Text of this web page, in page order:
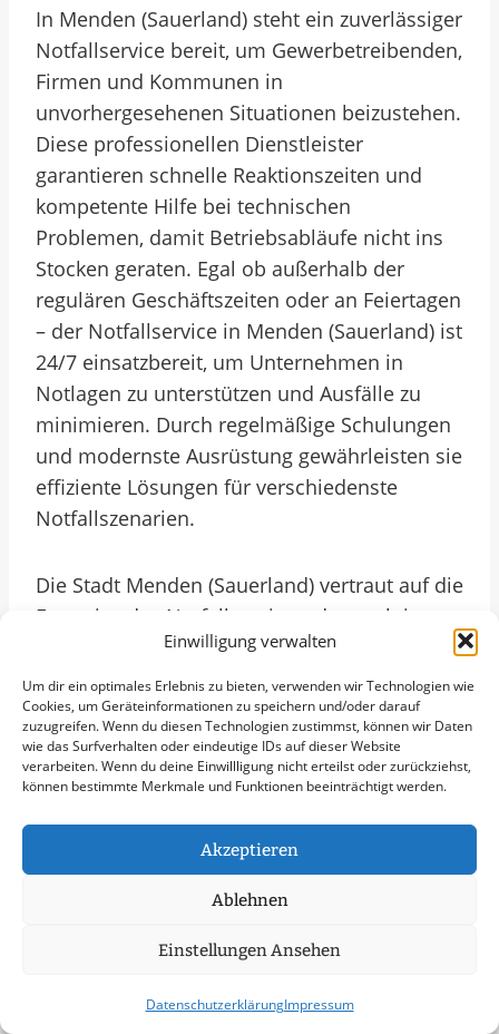
Einwilligung verwalten
Um dir ein optimales Erlebnis zu bieten, verwenden wir Technologien wie
Cookies, um Geräteinformationen zu speichern und/oder darauf
zuzugreifen. Wenn du diesen Technologien zustimmst, können wir Daten
wie das Surfverhalten oder eindeutige IDs auf dieser Website
verarbeiten. Wenn du deine Einwillligung nicht erteilst oder zurückziehst,
können bestimmte Merkmale und Funktionen beeinträchtigt werden.
Akzeptieren
Ablehnen
Einstellungen Ansehen
DatenschutzerklärungImpressum
In Menden (Sauerland) steht ein zuverlässiger
Notfallservice bereit, um Gewerbetreibenden,
Firmen und Kommunen in
unvorhergesehenen Situationen beizustehen.
Diese professionellen Dienstleister
garantieren schnelle Reaktionszeiten und
kompetente Hilfe bei technischen
Problemen, damit Betriebsabläufe nicht ins
Stocken geraten. Egal ob außerhalb der
regulären Geschäftszeiten oder an Feiertagen
– der Notfallservice in Menden (Sauerland) ist
24/7 einsatzbereit, um Unternehmen in
Notlagen zu unterstützen und Ausfälle zu
minimieren. Durch regelmäßige Schulungen
und modernste Ausrüstung gewährleisten sie
effiziente Lösungen für verschiedenste
Notfallszenarien.
Die Stadt Menden (Sauerland) vertraut auf die
Expertise des Notfallservices, der auch in
Zukunft durch Innovation und
Anpassungsfähigkeit überzeugen wird. Mit
einem breiten Leistungsspektrum von der
Notstromversorgung bis zur
Gebäudereinigung sind sie ein
unverzichtbarer Partner für die lokale
mit Behörden und anderen Akteuren sind sie
stets bestens vernetzt und können schnell
2025 wird der Notfallservice in Menden
die Resilienz der regionalen Wirtschaft